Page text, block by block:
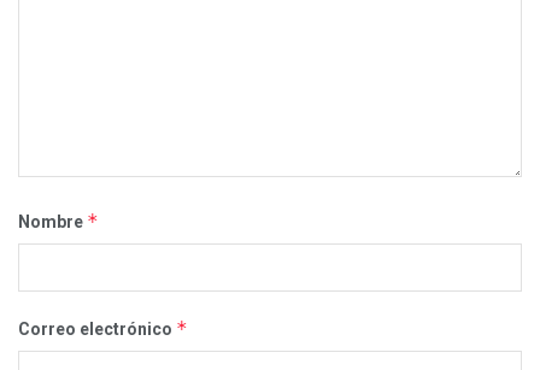
Nombre *
Correo electrónico *